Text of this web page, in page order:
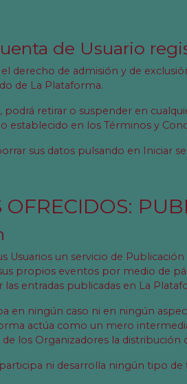
de Usuario
derecho de admisión y de
de La Plataforma.
podrá retirar o suspender en
establecido en los Términos y
sus datos pulsando en Iniciar
OFRECIDOS:
Usuarios un servicio de
propios eventos por medio de
las entradas publicadas en La
en ningún caso ni en ningún
actúa como un mero
los Organizadores la distribución
ni desarrolla ningún tipo